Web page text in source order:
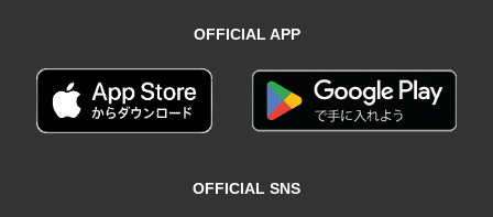
OFFICIAL APP
OFFICIAL SNS